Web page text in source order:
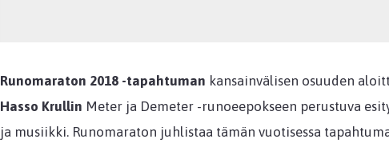
Runomaraton 2018 -tapahtuman kansainvälisen osuuden
Hasso Krullin Meter ja Demeter -runoeepokseen perustuva
ja musiikki. Runomaraton juhlistaa tämän vuotisessa